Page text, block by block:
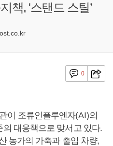
책, '스탠드 스틸’
0
이 조류인플루엔자(AI)의
대응책으로 맞서고 있다.
농가의 가축과 출입 차량,